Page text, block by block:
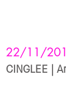
22/11/
CINGLEE |